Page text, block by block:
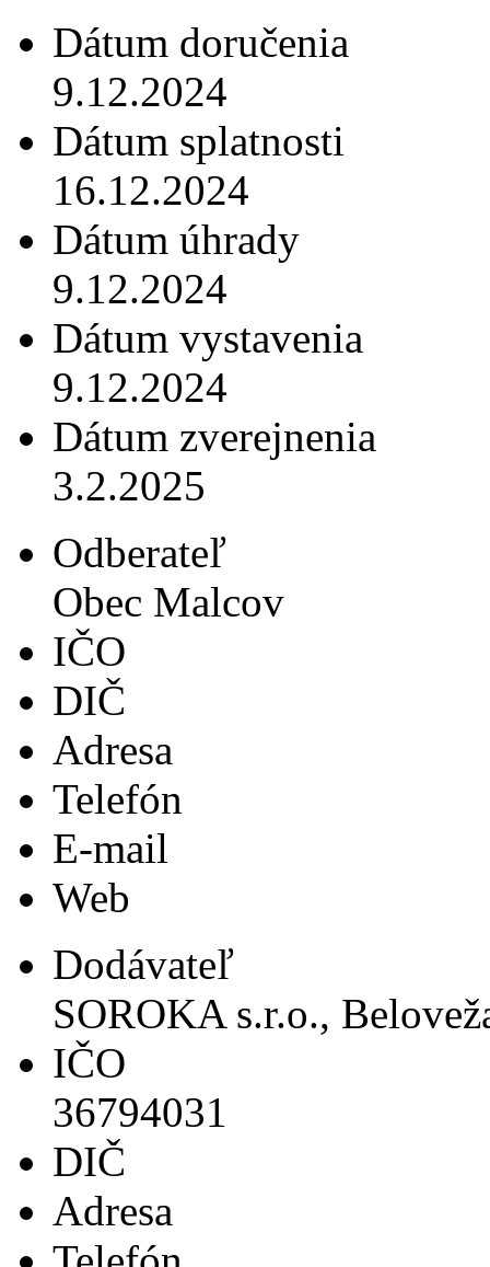
Dátum doručenia
9.12.2024
Dátum splatnosti
16.12.2024
Dátum úhrady
9.12.2024
Dátum vystavenia
9.12.2024
Dátum zverejnenia
3.2.2025
Odberateľ
Obec Malcov
IČO
DIČ
Adresa
Telefón
E-mail
Web
Dodávateľ
SOROKA s.r.o.,
IČO
36794031
DIČ
Adresa